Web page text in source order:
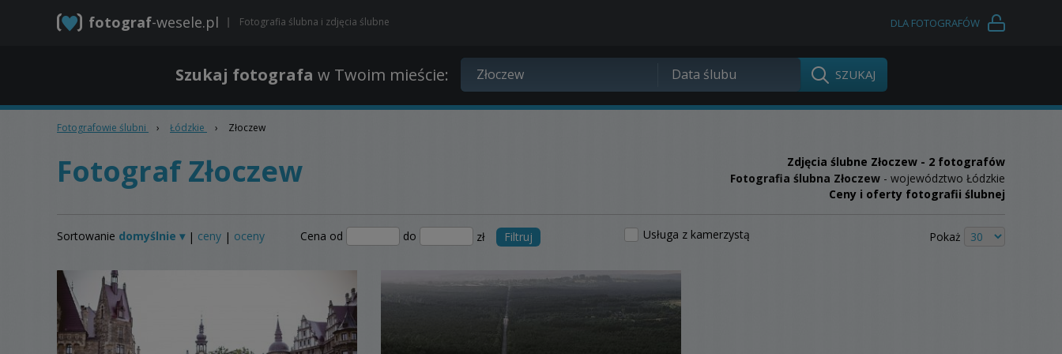
fotograf-wesele.pl Fotografia ślubna i zdjęcia ślubne DLA FOTOGRAFÓW
Szukaj fotografa w Twoim mieście:
Fotografowie ślubni › Łódzkie › Złoczew
Fotograf Złoczew Zdjęcia ślubne Złoczew - 2 fotografów
Fotografia ślubna Złoczew - województwo Łódzkie
Ceny i oferty fotografii ślubnej
Sortowanie domyślnie ▾ | ceny | oceny Cena od do zł Filtruj Usługa z kamerzystą Pokaż